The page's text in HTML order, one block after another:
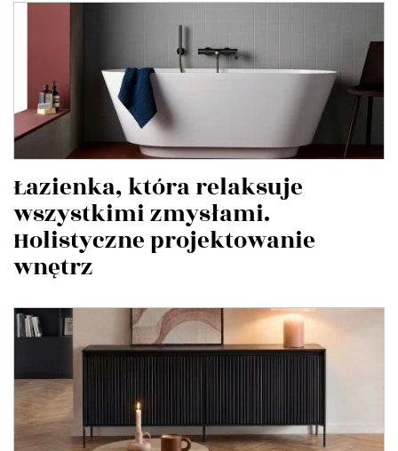
Łazienka, która relaksuje
wszystkimi zmysłami.
Holistyczne projektowanie
wnętrz